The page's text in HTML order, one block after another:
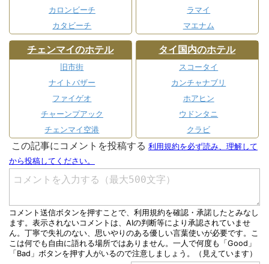
カロンビーチ
カタビーチ
ラマイ
マエナム
チェンマイのホテル
旧市街
ナイトバザー
ファイゲオ
チャーンプアック
チェンマイ空港
タイ国内のホテル
スコータイ
カンチャナブリ
ホアヒン
ウドンタニ
クラビ